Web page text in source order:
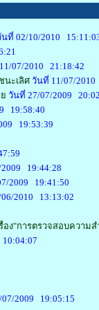
นที่ 02/10/2010
07/2010 21:18:42
นะเลิศ วันที่ 11/07/
วันที่ 27/07/2009
19:58:40
19:53:39
19:44:28
2009 19:41:50
2010 13:13:02
ง"การตรวจสอบความส
2009 19:05:15